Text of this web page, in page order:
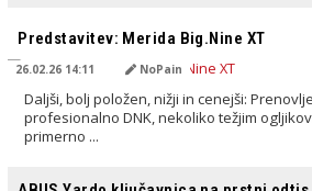
Predstavitev: Merida Big.Nine XT
26.02.26 14:11 NoPain
Daljši, bolj položen, nižji in cenejši:
profesionalno DNK, nekoliko težjim
primerno ...